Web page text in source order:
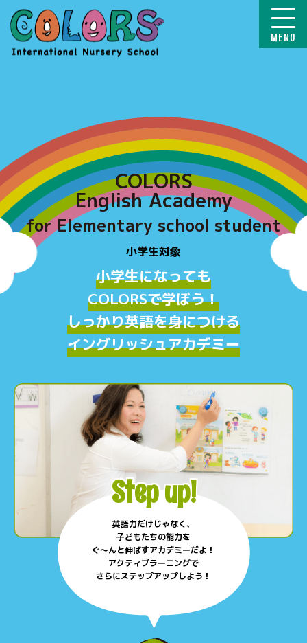
COLORS
English Academy
for Elementary school student
小学生対象
小学生になっても
COLORSで学ぼう！
しっかり英語を身につける
イングリッシュアカデミー
Step up!
英語力だけじゃなく、
子どもたちの能力を
ぐ〜んと伸ばすアカデミーだよ！
アクティブラーニングで
さらにステップアップしよう！